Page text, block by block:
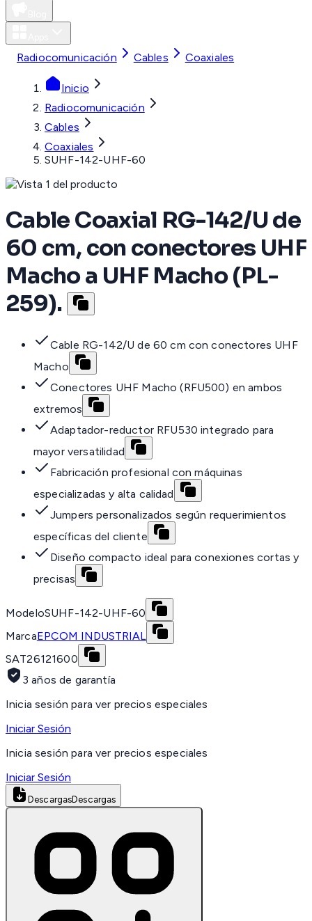
Radiocomunicación Cables Coaxiales
Inicio
Radiocomunicación
Cables
Coaxiales
SUHF-142-UHF-60
Cable Coaxial RG-142/U de
60 cm, con conectores UHF
Macho a UHF Macho (PL-
259).
Cable RG-142/U de 60 cm con conectores UHF
Macho
Conectores UHF Macho (RFU500) en ambos
extremos
Adaptador-reductor RFU530 integrado para
mayor versatilidad
Fabricación profesional con máquinas
especializadas y alta calidad
Jumpers personalizados según requerimientos
específicas del cliente
Diseño compacto ideal para conexiones cortas y
precisas
ModeloSUHF-142-UHF-60
MarcaEPCOM INDUSTRIAL
SAT26121600
3 años de garantía
Inicia sesión para ver precios especiales
Iniciar Sesión
Inicia sesión para ver precios especiales
Iniciar Sesión
DescargasDescargas